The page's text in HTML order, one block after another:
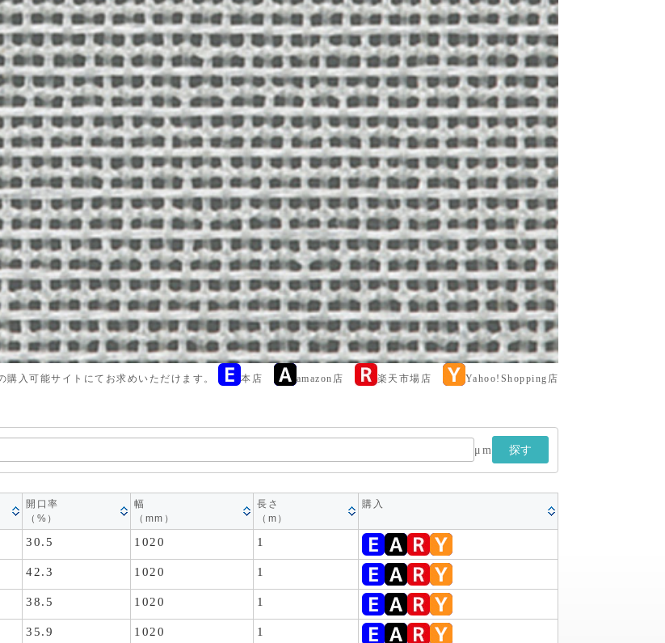
購入可能サイトにてお求めいただけます。 本店 amazon店 楽天市場店 Yahoo!Shopping店
μm 探す
開口率
（%）
幅
（mm）
長さ
（m）
購入
30.5 1020 1
42.3 1020 1
38.5 1020 1
35.9 1020 1